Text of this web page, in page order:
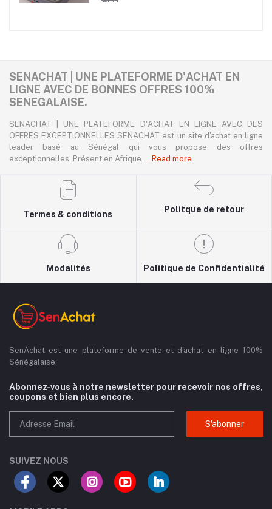
SENACHAT | UNE PLATEFORME D'ACHAT EN
LIGNE AVEC DE BONNES OFFRES 100%
SENEGALAISE.
SENACHAT | UNE PLATEFORME D'ACHAT EN LIGNE AVEC DES
OFFRES EXCEPTIONNELLES SENACHAT est un site d'achat en ligne
leader basé au Sénégal qui vous propose des offres
exceptionnelles. Présent en Afrique ... Read more
Termes & conditions
Politque de retour
Modalités Politique de Confidentialité
SenAchat est une plateforme de vente et d'achat en ligne 100%
Sénégalaise.
Abonnez-vous à notre newsletter pour recevoir nos offres,
coupons et bien plus encore.
S'abonner
SUIVEZ NOUS